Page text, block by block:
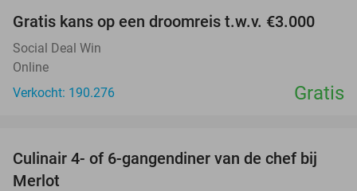
Gratis kans op een droomreis t.w.v. €3.000
Social Deal Win
Online
Verkocht: 190.276
Gratis
33%
Culinair 4- of 6-gangendiner van de chef bij
Merlot